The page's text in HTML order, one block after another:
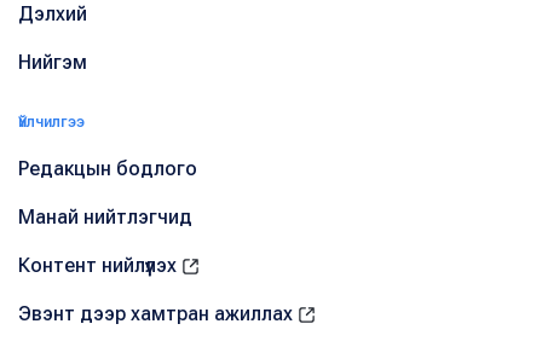
Дэлхий
Нийгэм
Үйлчилгээ
Редакцын бодлого
Манай нийтлэгчид
Контент нийлүүлэх
Эвэнт дээр хамтран ажиллах